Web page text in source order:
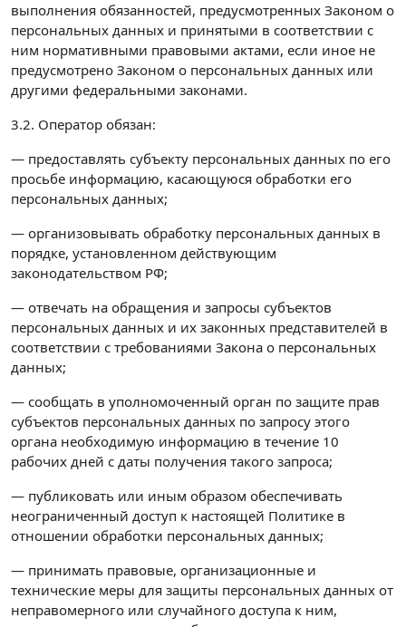
выполнения обязанностей, предусмотренных Законом о
персональных данных и принятыми в соответствии с
ним нормативными правовыми актами, если иное не
предусмотрено Законом о персональных данных или
другими федеральными законами.
3.2. Оператор обязан:
— предоставлять субъекту персональных данных по его
просьбе информацию, касающуюся обработки его
персональных данных;
— организовывать обработку персональных данных в
порядке, установленном действующим
законодательством РФ;
— отвечать на обращения и запросы субъектов
персональных данных и их законных представителей в
соответствии с требованиями Закона о персональных
данных;
— сообщать в уполномоченный орган по защите прав
субъектов персональных данных по запросу этого
органа необходимую информацию в течение 10
рабочих дней с даты получения такого запроса;
— публиковать или иным образом обеспечивать
неограниченный доступ к настоящей Политике в
отношении обработки персональных данных;
— принимать правовые, организационные и
технические меры для защиты персональных данных от
неправомерного или случайного доступа к ним,